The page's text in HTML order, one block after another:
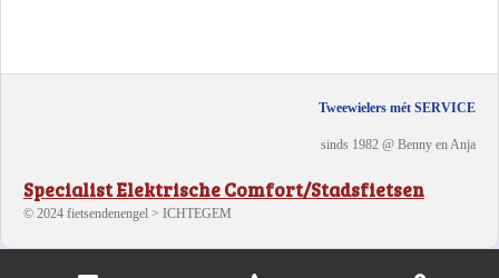
Tweewielers mét SERVICE
sinds 1982 @ Benny en Anja
Specialist Elektrische Comfort/Stadsfietsen
© 2024 fietsendenengel > ICHTEGEM